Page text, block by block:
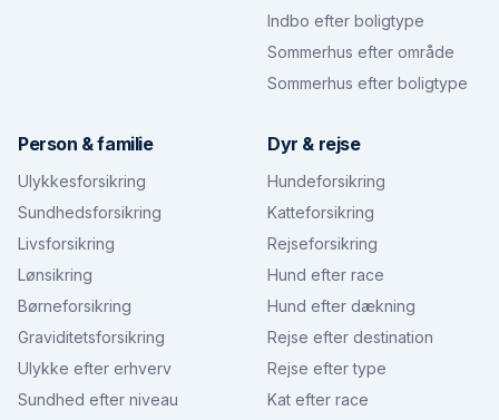
Indbo efter boligtype
Sommerhus efter område
Sommerhus efter boligtype
Person & familie
Ulykkesforsikring
Sundhedsforsikring
Livsforsikring
Lønsikring
Børneforsikring
Graviditetsforsikring
Ulykke efter erhverv
Sundhed efter niveau
Dyr & rejse
Hundeforsikring
Katteforsikring
Rejseforsikring
Hund efter race
Hund efter dækning
Rejse efter destination
Rejse efter type
Kat efter race